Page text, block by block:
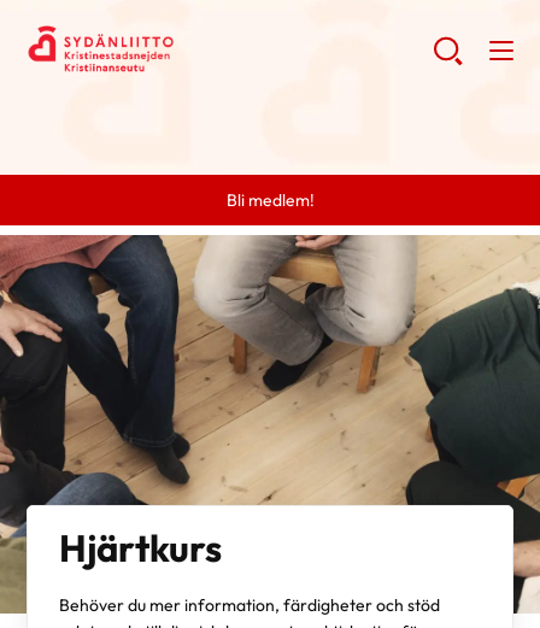
Bli medlem!
Hjärtkurs
Behöver du mer information, färdigheter och stöd